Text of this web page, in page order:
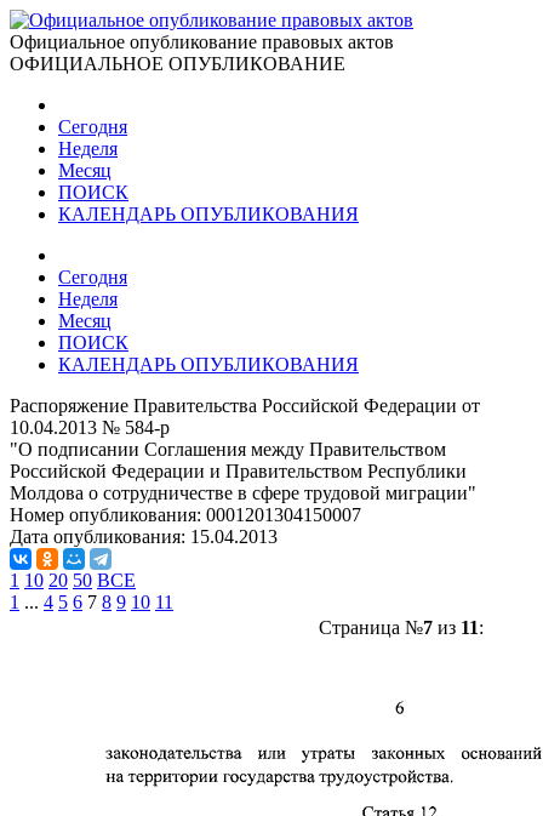
Официальное опубликование правовых актов
ОФИЦИАЛЬНОЕ ОПУБЛИКОВАНИЕ
Сегодня
Неделя
Месяц
ПОИСК
КАЛЕНДАРЬ ОПУБЛИКОВАНИЯ
Сегодня
Неделя
Месяц
ПОИСК
КАЛЕНДАРЬ ОПУБЛИКОВАНИЯ
Распоряжение Правительства Российской Федерации от
10.04.2013 № 584-р
"О подписании Соглашения между Правительством
Российской Федерации и Правительством Республики
Молдова о сотрудничестве в сфере трудовой миграции"
Номер опубликования: 0001201304150007
Дата опубликования: 15.04.2013
1 10 20 50 ВСЕ
1 ... 4 5 6 7 8 9 10 11
Страница №7 из 11: